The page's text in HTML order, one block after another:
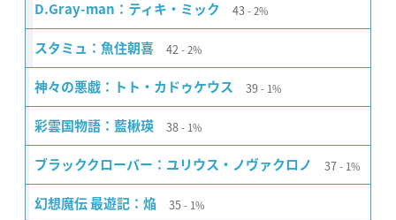
D.Gray-man：ティキ・ミック 43 2%
スタミュ：魚住朝喜 42 2%
神々の悪戯：トト・カドゥケウス 39 1%
彩雲国物語：藍楸瑛 38 1%
ブラッククローバー：ユリウス・ノヴァクロノ 37 1%
幻想魔伝 最遊記：焔 35 1%